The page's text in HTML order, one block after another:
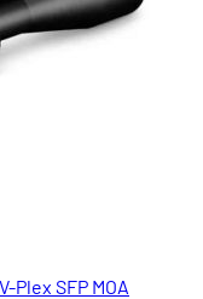
Plex SFP MOA